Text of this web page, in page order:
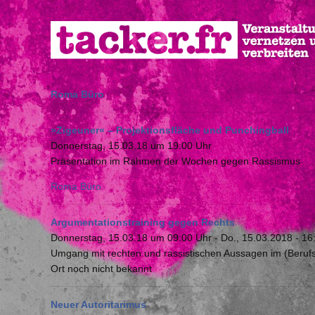
Direkt
zum
Inhalt
Roma Büro
»Zigeuner« – Projektionsfläche und Punchingball
Donnerstag, 15.03.18 um 19:00 Uhr
Präsentation im Rahmen der Wochen gegen Rassismus
Roma Büro
Argumentationstraining gegen Rechts
Donnerstag, 15.03.18 um 09:00 Uhr-Do., 15.03.2018 -
Umgang mit rechten und rassistischen Aussagen im
Ort noch nicht bekannt
Neuer Autoritarimus